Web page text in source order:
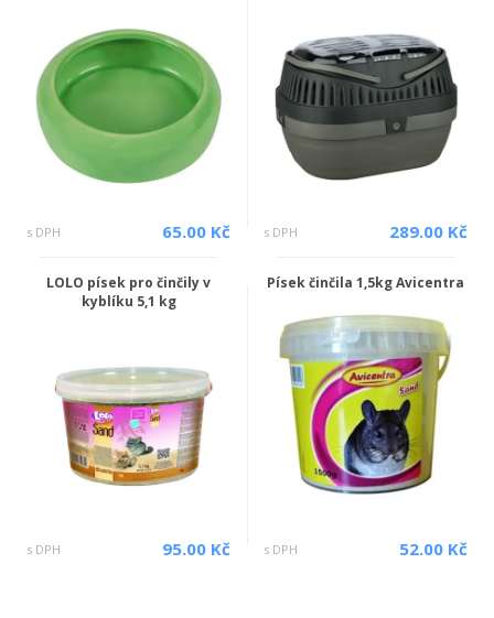
s DPH 65.00 Kč s DPH 289.00 Kč
LOLO písek pro činčily v
kyblíku 5,1 kg
s DPH 95.00 Kč
Písek činčila 1,5kg Avicentra
s DPH 52.00 Kč